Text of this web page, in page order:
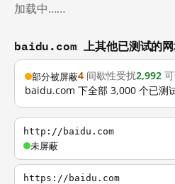
加载中……
baidu.com 上其他已测试的
部分被屏蔽4 间歇性受扰2,992
baidu.com 下全部 3,000 个已测
http://baidu.com
未屏蔽
https://baidu.com